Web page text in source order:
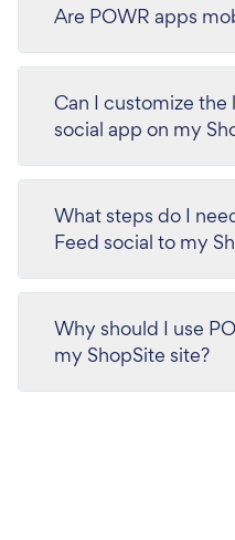
Are POWR apps
Can I customize the
social app on my
What steps do I
Feed social to my
Why should I use
my ShopSite site?